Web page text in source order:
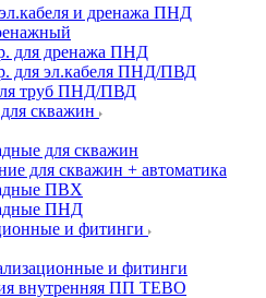
и дренажа ПНД
для дренажа ПНД
для эл.кабеля ПНД/ПВД
труб ПНД/ПВД
скважин
для скважин
для скважин + автоматика
ПВХ
ПНД
и фитинги
и фитинги
внутренняя ПП TEBO